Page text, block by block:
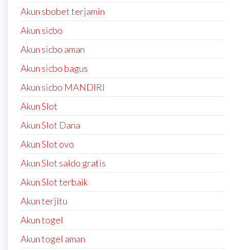
Akun sbobet terjamin
Akun sicbo
Akun sicbo aman
Akun sicbo bagus
Akun sicbo MANDIRI
Akun Slot
Akun Slot Dana
Akun Slot ovo
Akun Slot saldo gratis
Akun Slot terbaik
Akun terjitu
Akun togel
Akun togel aman